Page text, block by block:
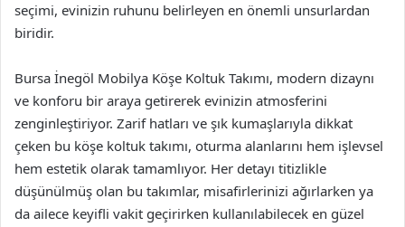
seçimi, evinizin ruhunu belirleyen en önemli unsurlardan
biridir.
Bursa İnegöl Mobilya Köşe Koltuk Takımı, modern dizaynı
ve konforu bir araya getirerek evinizin atmosferini
zenginleştiriyor. Zarif hatları ve şık kumaşlarıyla dikkat
çeken bu köşe koltuk takımı, oturma alanlarını hem işlevsel
hem estetik olarak tamamlıyor. Her detayı titizlikle
düşünülmüş olan bu takımlar, misafirlerinizi ağırlarken ya
da ailece keyifli vakit geçirirken kullanılabilecek en güzel